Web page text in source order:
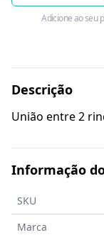
Adicione ao seu
Descrição
União entre 2
Informação
SKU
Marca